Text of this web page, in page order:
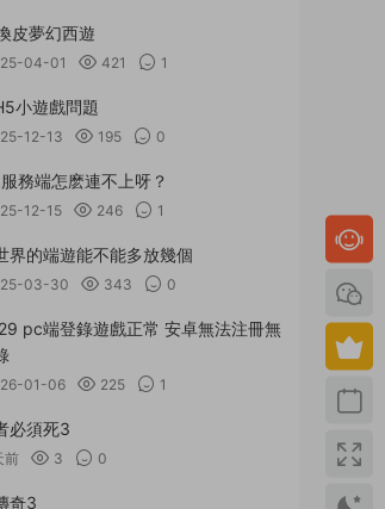
皮夢幻西遊
04-01 421 1
小遊戲問題
12-13 195 0
務端怎麽連不上呀？
12-15 246 1
界的端遊能不能多放幾個
03-30 343 0
pc端登錄遊戲正常 安卓無法注冊無
01-06 225 1
必須死3
前 3 0
奇3